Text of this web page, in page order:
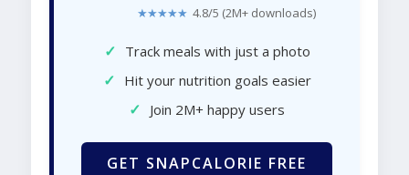
★★★★★ 4.8/5 (2M+ downloads)
✓ Track meals with just a photo
✓ Hit your nutrition goals easier
✓ Join 2M+ happy users
GET SNAPCALORIE FREE